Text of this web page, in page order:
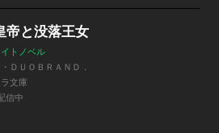
帝と没落王女
トノベル
ＤＵＯＢＲＡＮＤ．
文庫
信中